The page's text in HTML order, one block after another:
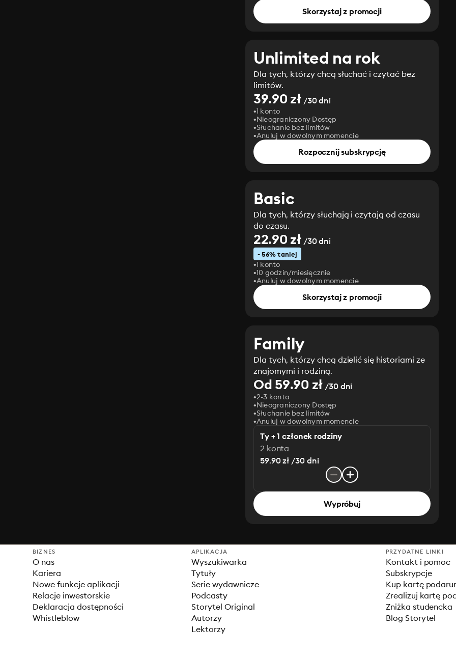
Skorzystaj z promocji
Unlimited na rok
Dla tych, którzy chcą słuchać i czytać bez
limitów.
39.90 zł/30 dni
1 konto
Nieograniczony Dostęp
Słuchanie bez limitów
Anuluj w dowolnym momencie
Rozpocznij subskrypcję
Basic
Dla tych, którzy słuchają i czytają od czasu
do czasu.
22.90 zł/30 dni
- 56% taniej
1 konto
10 godzin/miesięcznie
Anuluj w dowolnym momencie
Skorzystaj z promocji
Family
Dla tych, którzy chcą dzielić się historiami ze
znajomymi i rodziną.
Od 59.90 zł /30 dni
2-3 konta
Nieograniczony Dostęp
Słuchanie bez limitów
Anuluj w dowolnym momencie
Ty + 1 członek rodziny
2 konta
59.90 zł /30 dni
Wypróbuj
BIZNES
O nas
Kariera
Nowe funkcje aplikacji
Relacje inwestorskie
Deklaracja dostępności
Whistleblow
APLIKACJA
Wyszukiwarka
Tytuły
Serie wydawnicze
Podcasty
Storytel Original
Autorzy
Lektorzy
PRZYDATNE LINKI
Kontakt i pomoc
Subskrypcje
Kup kartę
Zrealizuj kartę
Zniżka studencka
Blog Storytel